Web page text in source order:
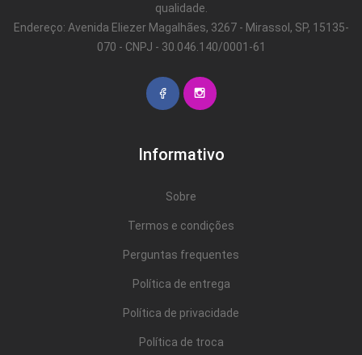
qualidade.
Endereço: Avenida Eliezer Magalhães, 3267 - Mirassol, SP, 15135-
070 - CNPJ - 30.046.140/0001-61
Informativo
Sobre
Termos e condições
Perguntas frequentes
Política de entrega
Política de privacidade
Política de troca